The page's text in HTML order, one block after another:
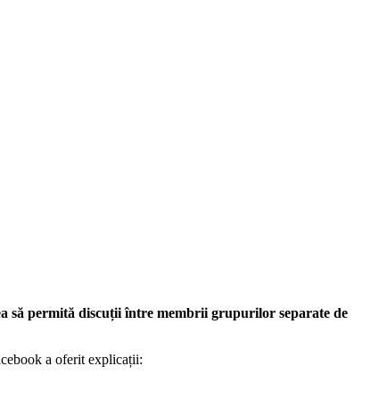
să permită discuții între membrii grupurilor separate de
a oferit explicații: